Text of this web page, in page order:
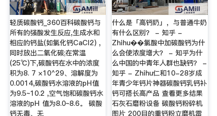
轻质碳酸钙_360百科碳酸钙与
所有的强酸发生反应,生成水和
相应的钙盐(如氯化钙CaCl2) ,
同时放出二氧化碳;在常温
(25℃)下,碳酸钙在水中的浓度
积为8. 7 ×10^29、溶解度为
0.0014,碳酸钙水溶液的pH值
为9.5~10.2 ,空气饱和碳酸钙水
溶液的pH 值为8.0~8.6。 碳酸
钙无毒、无
什么是「高钙奶」，与普通牛奶
有什么区别？ - 知乎 -
Zhihu��氯酸中加碳酸钙为什
么会使浓度增大？ - 知乎为什
么中国的中青年人群也缺钙？ -
知乎 - Zhihu仁和10-28岁成
年青少年钙片神器碳酸钙乳钙补
钙可搭长高产品 查看更多结果
石灰石磨粉设备 碳酸钙粉碎机
图片 200目的重钙粉立磨机雷